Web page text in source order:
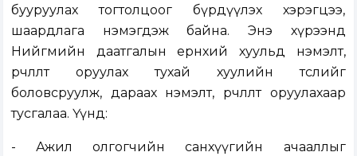
бууруулах тогтолцоог бүрдүүлэх хэрэгцээ,
шаардлага нэмэгдэж байна. Энэ хүрээнд
Нийгмийн даатгалын ерөнхий хуульд нэмэлт,
өөрчлөлт оруулах тухай хуулийн төслийг
боловсруулж, дараах нэмэлт, өөрчлөлт оруулахаар
тусгалаа. Үүнд:
- Ажил олгогчийн санхүүгийн ачааллыг